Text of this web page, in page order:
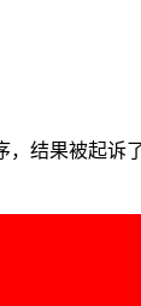
结果被起诉